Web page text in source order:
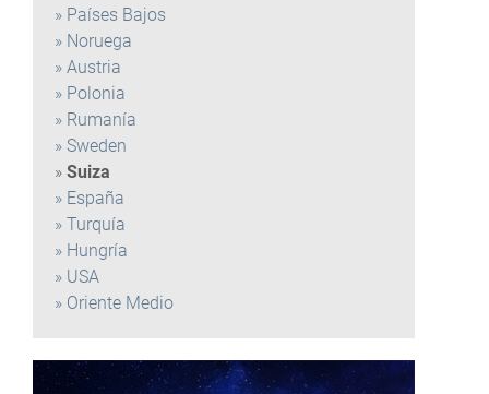
Países Bajos
Noruega
Austria
Polonia
Rumanía
Sweden
Suiza
España
Turquía
Hungría
USA
Oriente Medio